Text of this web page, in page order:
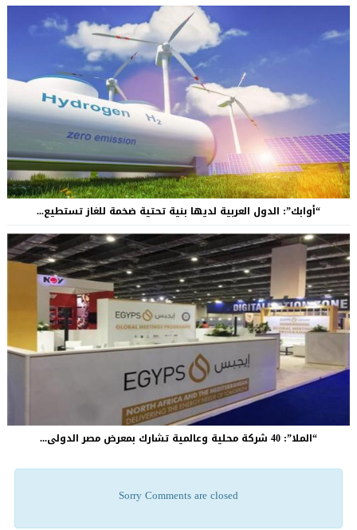
“أوابك”: الدول العربية لديها بنية تحتية ضخمة للغاز تستطيع...
“الملا”: 40 شركة محلية وعالمية تشارك بمعرض مصر الدولى...
Sorry Comments are closed